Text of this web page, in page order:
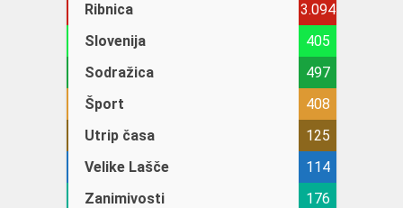
Ribnica
3.094
Slovenija
405
Sodražica
497
Šport
408
Utrip časa
125
Velike Lašče
114
Zanimivosti
176